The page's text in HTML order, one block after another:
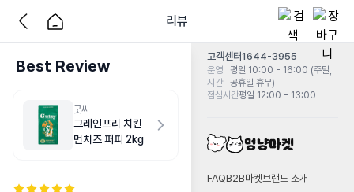
리뷰
Best Review
굿씨
그레인프리 치킨
먼치즈 퍼피 2kg
고객센터1644-3955
운영
시간
평일 10:00 - 16:00 (주말,
공휴일 휴무)
점심시간평일 12:00 - 13:00
FAQB2B마켓 브랜드 소개